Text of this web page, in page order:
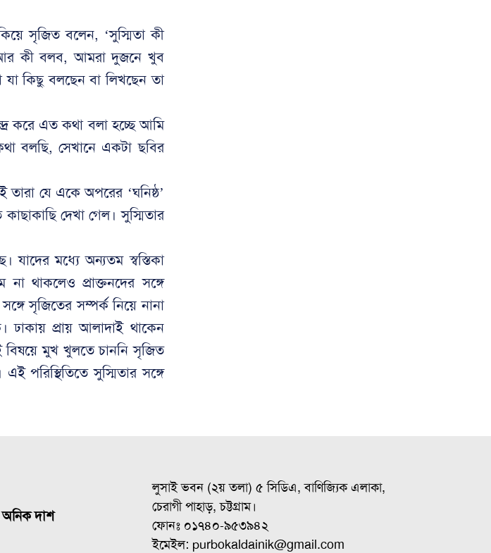
সৃজিত বলেন, ‘সুস্মিতা কী
আর কী বলব, আমরা দুজনে খুব
যা কিছু বলছেন বা লিখছেন তা
করে এত কথা বলা হচ্ছে আমি
বলছি, সেখানে একটা ছবির
যে একে অপরের ‘ঘনিষ্ঠ’
দেখা গেল। সুস্মিতার
মধ্যে অন্যতম স্বস্তিকা
থাকলেও প্রাক্তনদের সঙ্গে
সৃজিতের সম্পর্ক নিয়ে নানা
ঢাকায় প্রায় আলাদাই থাকেন
বিষয়ে মুখ খুলতে চাননি সৃজিত
পরিস্থিতিতে সুস্মিতার সঙ্গে
দাশ
লুসাই ভবন (২য় তলা) ৫ সিডিএ, বাণিজ্যিক এলাকা,
চেরাগী পাহাড়, চট্টগ্রাম।
ফোনঃ ০১৭৪০-৯৫৩৯৪২
ইমেইল: purbokaldainik@gmail.com